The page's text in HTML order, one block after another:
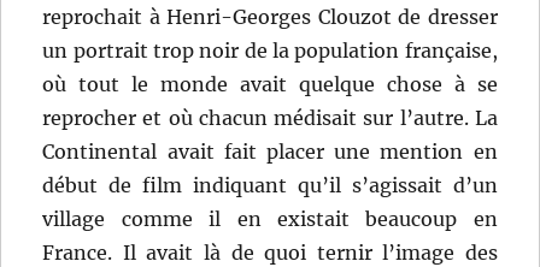
reprochait à Henri-Georges Clouzot de dresser
un portrait trop noir de la population française,
où tout le monde avait quelque chose à se
reprocher et où chacun médisait sur l’autre. La
Continental avait fait placer une mention en
début de film indiquant qu’il s’agissait d’un
village comme il en existait beaucoup en
France. Il avait là de quoi ternir l’image des